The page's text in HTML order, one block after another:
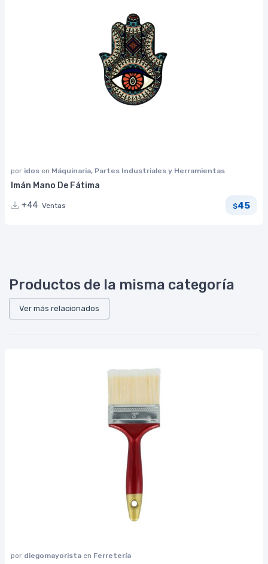
por idos en Máquinaria, Partes Industriales y Herramientas
Imán Mano De Fátima
+44 Ventas $45
Productos de la misma categoría
Ver más relacionados
por diegomayorista en Ferretería